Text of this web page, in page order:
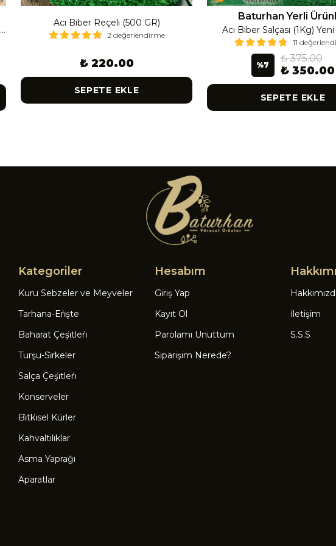
5 Adet Asma Yaprağı (Cam Kavanoz) (1 Lt Cam Kavanoz 350-400 Gr) 350 G
Acı Biber Reçeli (500 GR)
2 değerlendirme
₺ 220.00
SEPETE EKLE
Baturhan Yerli
Acı Biber Salçası (1Kg)
11
%7
₺ 375.00
₺ 350.00
SEPETE EKLE
Kategoriler
Kuru Sebzeler ve Meyveler
Tarhana-Eri̇şte
Baharat Çeşi̇tleri̇
Turşu-Si̇rkeler
Salça Çeşi̇tleri̇
Konserveler
Bi̇tki̇sel Kürler
Kahvaltılıklar
Asma Yaprağı
Aparatlar
Hesabım
Giriş Yap
Kayıt Ol
Parolamı Unuttum
Siparişim Nerede?
İletişim
S.S.S